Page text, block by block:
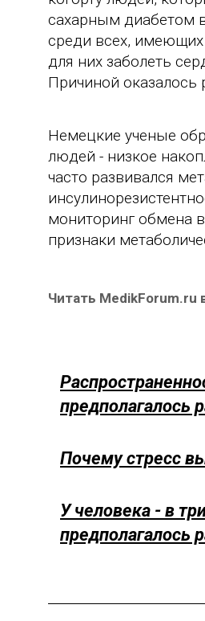
сахарным диабетом
среди всех, имеющих
для них заболеть
Причиной оказалось
Немецкие ученые
людей - низкое
часто развивался
мониторинг обмена
признаки
Читать MedikForum.ru
предполагалось
Почему стресс
У человека - в
предполагалось